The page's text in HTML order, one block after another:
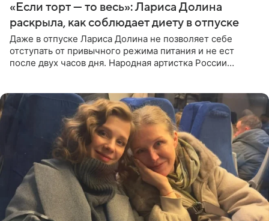
«Если торт — то весь»: Лариса Долина
раскрыла, как соблюдает диету в отпуске
Даже в отпуске Лариса Долина не позволяет себе
отступать от привычного режима питания и не ест
после двух часов дня. Народная артистка России